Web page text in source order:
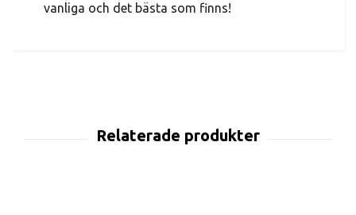
vanliga och det bästa som finns!